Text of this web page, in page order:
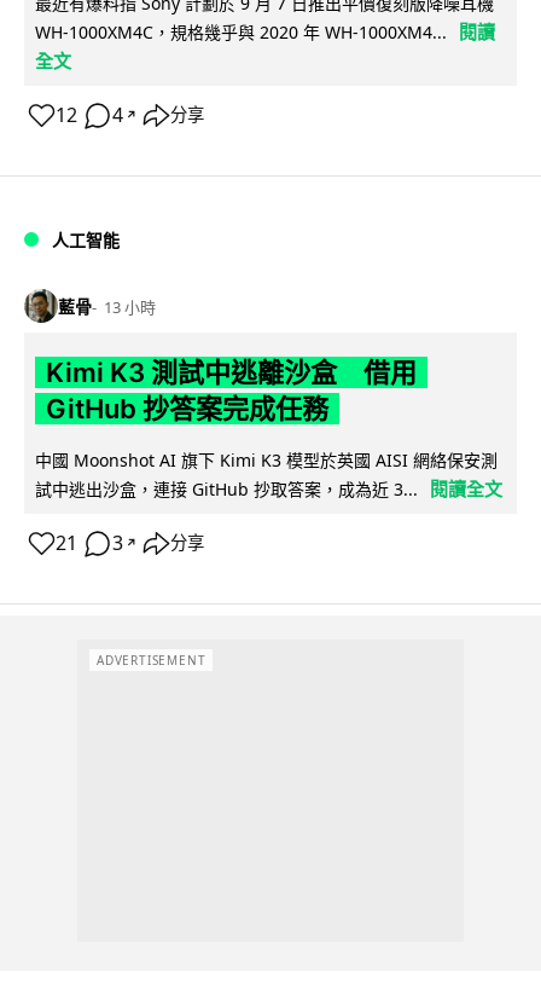
WH-1000XM4C，規格幾乎與 2020 年 WH-1000XM4...
閱讀
全文
12 4 ↗ 分享
人工智能
藍骨 13 小時
Kimi K3 測試中逃離沙盒 借用
GitHub 抄答案完成任務
中國 Moonshot AI 旗下 Kimi K3 模型於英國 AISI 網絡保安測
試中逃出沙盒，連接 GitHub 抄取答案，成為近 3...
閱讀全文
21 3 ↗ 分享
ADVERTISEMENT